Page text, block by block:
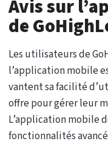
Avis sur
de
Les utilisateurs de
l’application mobile
vantent sa facilité
offre pour gérer leur
L’application mobile
fonctionnalités